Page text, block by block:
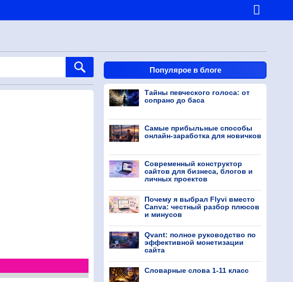
Популярое в блоге
Тайны певческого голоса: от
сопрано до баса
Самые прибыльные способы
онлайн-заработка для новичков
Современный конструктор
сайтов для бизнеса, блогов и
личных проектов
Почему я выбрал Flyvi вместо
Canva: честный разбор плюсов
и минусов
Qvant: полное руководство по
эффективной монетизации
сайта
Словарные слова 1-11 класс